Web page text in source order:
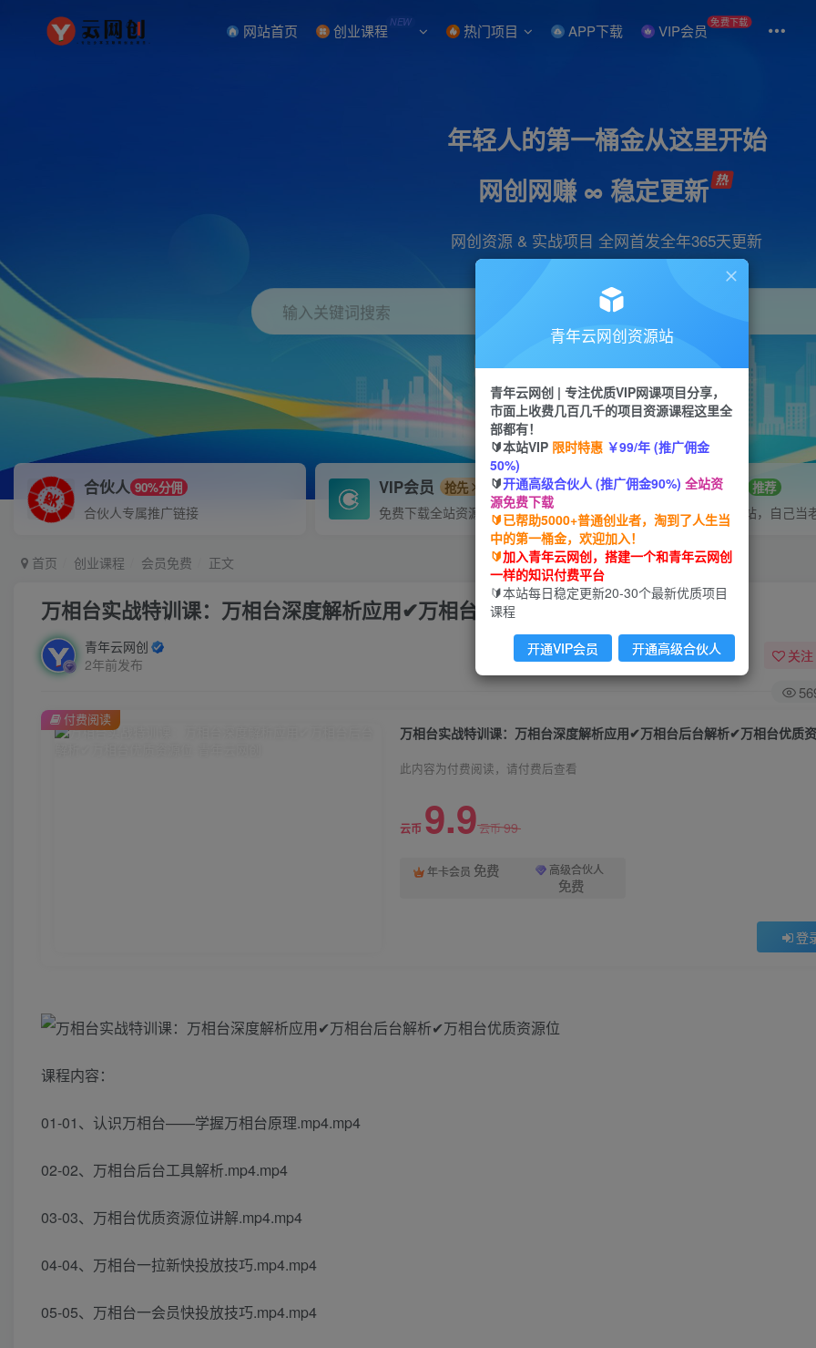
网站首页 创业课程 NEW 热门项目 APP下载 VIP会员 免费下载
年轻人的第一桶金从这里开始
网创网赚 ∞ 稳定更新
网创资源 & 实战项目 全网首发全年365天更新
输入关键词搜索
项目 引流 抖音 短视频 剪辑 会员
合伙人 90%分佣
合伙人专属推广链接
VIP会员 抢先
免费下载全站资源
招募站长 推荐
搭建同款网站，自己当
首页 创业课程 会员免费 正文
万相台实战特训课：万相台深度解析应用✔万相台后台解析✔万相台优质资源位
青年云网创
2年前发布
关注
万相台实战特训课：万相台深度解析应用✔万相台后台解析✔万相台优质
此内容为付费阅读，请付费后查看
云币 9.9云币99
年卡会员 免费 高级合伙人
免费
登
付费阅读
课程内容：
01-01、认识万相台——学握万相台原理.mp4.mp4
02-02、万相台后台工具解析.mp4.mp4
03-03、万相台优质资源位讲解.mp4.mp4
04-04、万相台一拉新快投放技巧.mp4.mp4
05-05、万相台一会员快投放技巧.mp4.mp4
青年云网创资源站
青年云网创 | 专注优质VIP网课项目分享，
市面上收费几百几千的项目资源课程这里全
部都有！
🔰本站VIP 限时特惠 ￥99/年 (推广佣金
50%)
🔰开通高级合伙人 (推广佣金90%) 全站资
源免费下载
🔰已帮助5000+普通创业者，淘到了人生当
中的第一桶金，欢迎加入！
🔰加入青年云网创，搭建一个和青年云网创
一样的知识付费平台
🔰本站每日稳定更新20-30个最新优质项目
课程
开通VIP会员 开通高级合伙人